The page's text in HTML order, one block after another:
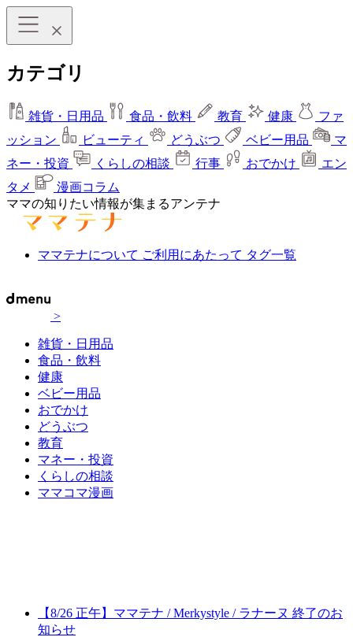
カテゴリ
雑貨・日用品 食品・飲料 教育 健康
ファ
ッション
ビューティ どうぶつ ベビー用品
マ
ネー・投資
くらしの相談 行事 おでかけ
エン
タメ
漫画コラム
ママの知りたい情報が集まるアンテナ
ママテナについて ご利用にあたって タグ一覧
>
雑貨・日用品
食品・飲料
健康
ベビー用品
おでかけ
どうぶつ
教育
マネー・投資
くらしの相談
ママコマ漫画
【8/26 正午】ママテナ / Merkystyle / ラナーヌ 終了のお
知らせ